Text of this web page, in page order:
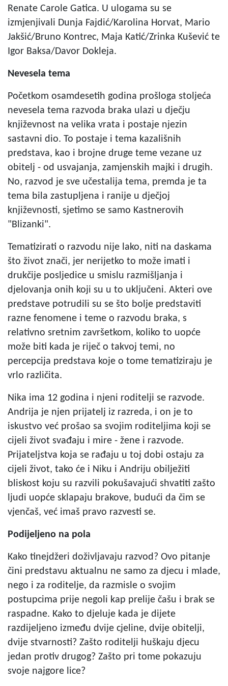
Renate Carole Gatica. U ulogama su se
izmjenjivali Dunja Fajdić/Karolina Horvat, Mario
Jakšić/Bruno Kontrec, Maja Katić/Zrinka Kušević te
Igor Baksa/Davor Dokleja.
Nevesela tema
Početkom osamdesetih godina prošloga stoljeća
nevesela tema razvoda braka ulazi u dječju
književnost na velika vrata i postaje njezin
sastavni dio. To postaje i tema kazališnih
predstava, kao i brojne druge teme vezane uz
obitelj - od usvajanja, zamjenskih majki i drugih.
No, razvod je sve učestalija tema, premda je ta
tema bila zastupljena i ranije u dječjoj
književnosti, sjetimo se samo Kastnerovih
"Blizanki".
Tematizirati o razvodu nije lako, niti na daskama
što život znači, jer nerijetko to može imati i
drukčije posljedice u smislu razmišljanja i
djelovanja onih koji su u to uključeni. Akteri ove
predstave potrudili su se što bolje predstaviti
razne fenomene i teme o razvodu braka, s
relativno sretnim završetkom, koliko to uopće
može biti kada je riječ o takvoj temi, no
percepcija predstava koje o tome tematiziraju je
vrlo različita.
Nika ima 12 godina i njeni roditelji se razvode.
Andrija je njen prijatelj iz razreda, i on je to
iskustvo već prošao sa svojim roditeljima koji se
cijeli život svađaju i mire - žene i razvode.
Prijateljstva koja se rađaju u toj dobi ostaju za
cijeli život, tako će i Niku i Andriju obilježiti
bliskost koju su razvili pokušavajući shvatiti zašto
ljudi uopće sklapaju brakove, budući da čim se
vjenčaš, već imaš pravo razvesti se.
Podijeljeno na pola
Kako tinejdžeri doživljavaju razvod? Ovo pitanje
čini predstavu aktualnu ne samo za djecu i mlade,
nego i za roditelje, da razmisle o svojim
postupcima prije negoli kap prelije čašu i brak se
raspadne. Kako to djeluje kada je dijete
razdijeljeno između dvije cjeline, dvije obitelji,
dvije stvarnosti? Zašto roditelji huškaju djecu
jedan protiv drugog? Zašto pri tome pokazuju
svoje najgore lice?